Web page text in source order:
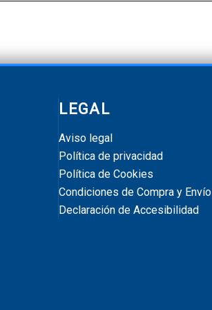
LEGAL
Aviso legal
Política de privacidad
Política de Cookies
Condiciones de Compra y Envío
Declaración de Accesibilidad